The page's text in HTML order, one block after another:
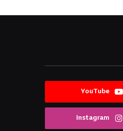
YouTube
Instagram